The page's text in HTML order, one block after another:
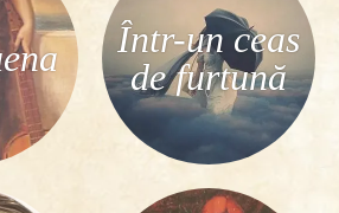
Într-un ceas
de furtună